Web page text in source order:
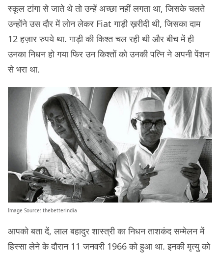
स्कूल टांगा से जाते थे तो उन्हें अच्छा नहीं लगता था, जिसके चलते
उन्होंने उस दौर में लोन लेकर Fiat गाड़ी ख़रीदी थी, जिसका दाम
12 हज़ार रुपये था. गाड़ी की किश्त चल रही थी और बीच में ही
उनका निधन हो गया फिर उन किश्तों को उनकी पत्नि ने अपनी पेंशन
से भरा था.
Image Source: thebetterindia
आपको बता दें, लाल बहादुर शास्त्री का निधन ताशकंद सम्मेलन में
हिस्सा लेने के दौरान 11 जनवरी 1966 को हुआ था. इनकी मृत्यु को